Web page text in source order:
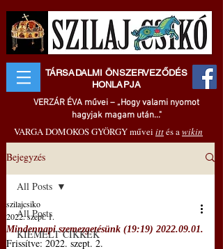
TÁRSADALMI ÖNSZERVEZŐDÉS
HONLAPJA
VERZÁR ÉVA művei – „Hogy valami nyomot
hagyjak magam után..."
VARGA DOMOKOS GYÖRGY művei ittés awikin
Bejegyzés
All Posts
KIEMELT CIKKEK
All Posts
Mindennapi szemezgetésünk (19:19) 2022.09.01.
szilajcsiko
2022. szept. 1.
Frissítve: 2022. szept. 2.